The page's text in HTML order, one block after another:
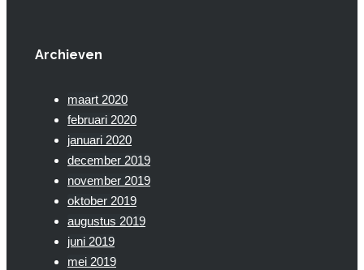
Archieven
maart 2020
februari 2020
januari 2020
december 2019
november 2019
oktober 2019
augustus 2019
juni 2019
mei 2019